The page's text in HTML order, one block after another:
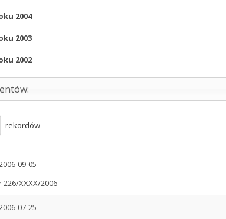
2004
2003
2002
rekordów
09-05
226/XXXX/2006
07-25